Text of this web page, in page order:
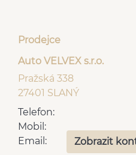
Prodejce
Auto VELVEX s.r.o.
Pražská 338
27401 SLANÝ
Telefon:
Mobil:
Email:
Zobrazit